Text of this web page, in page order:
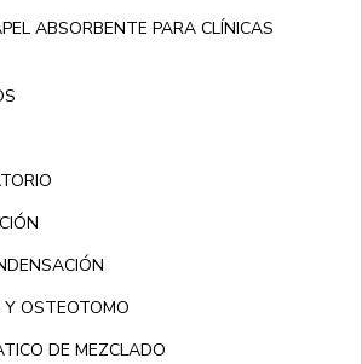
ABSORBENTE PARA CLÍNICAS
OSTEOTOMO
DE MEZCLADO